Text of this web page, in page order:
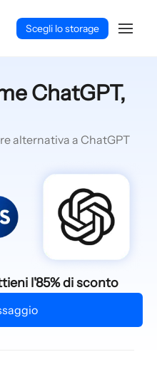
Scegli lo storage
ChatGPT,
alternativa a ChatGPT
l'85% di sconto